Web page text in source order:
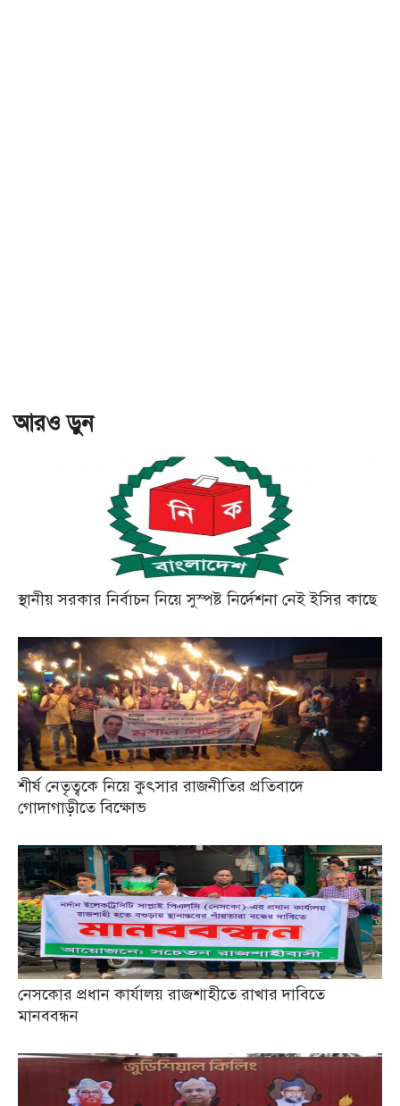
আরও ড়ুন
স্থানীয় সরকার নির্বাচন নিয়ে সুস্পষ্ট নির্দেশনা নেই ইসির কাছে
শীর্ষ নেতৃত্বকে নিয়ে কুৎসার রাজনীতির প্রতিবাদে
গোদাগাড়ীতে বিক্ষোভ
নেসকোর প্রধান কার্যালয় রাজশাহীতে রাখার দাবিতে
মানববন্ধন